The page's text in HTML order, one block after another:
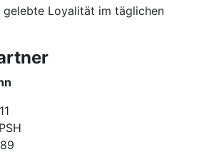
gelebte Loyalität im täglichen